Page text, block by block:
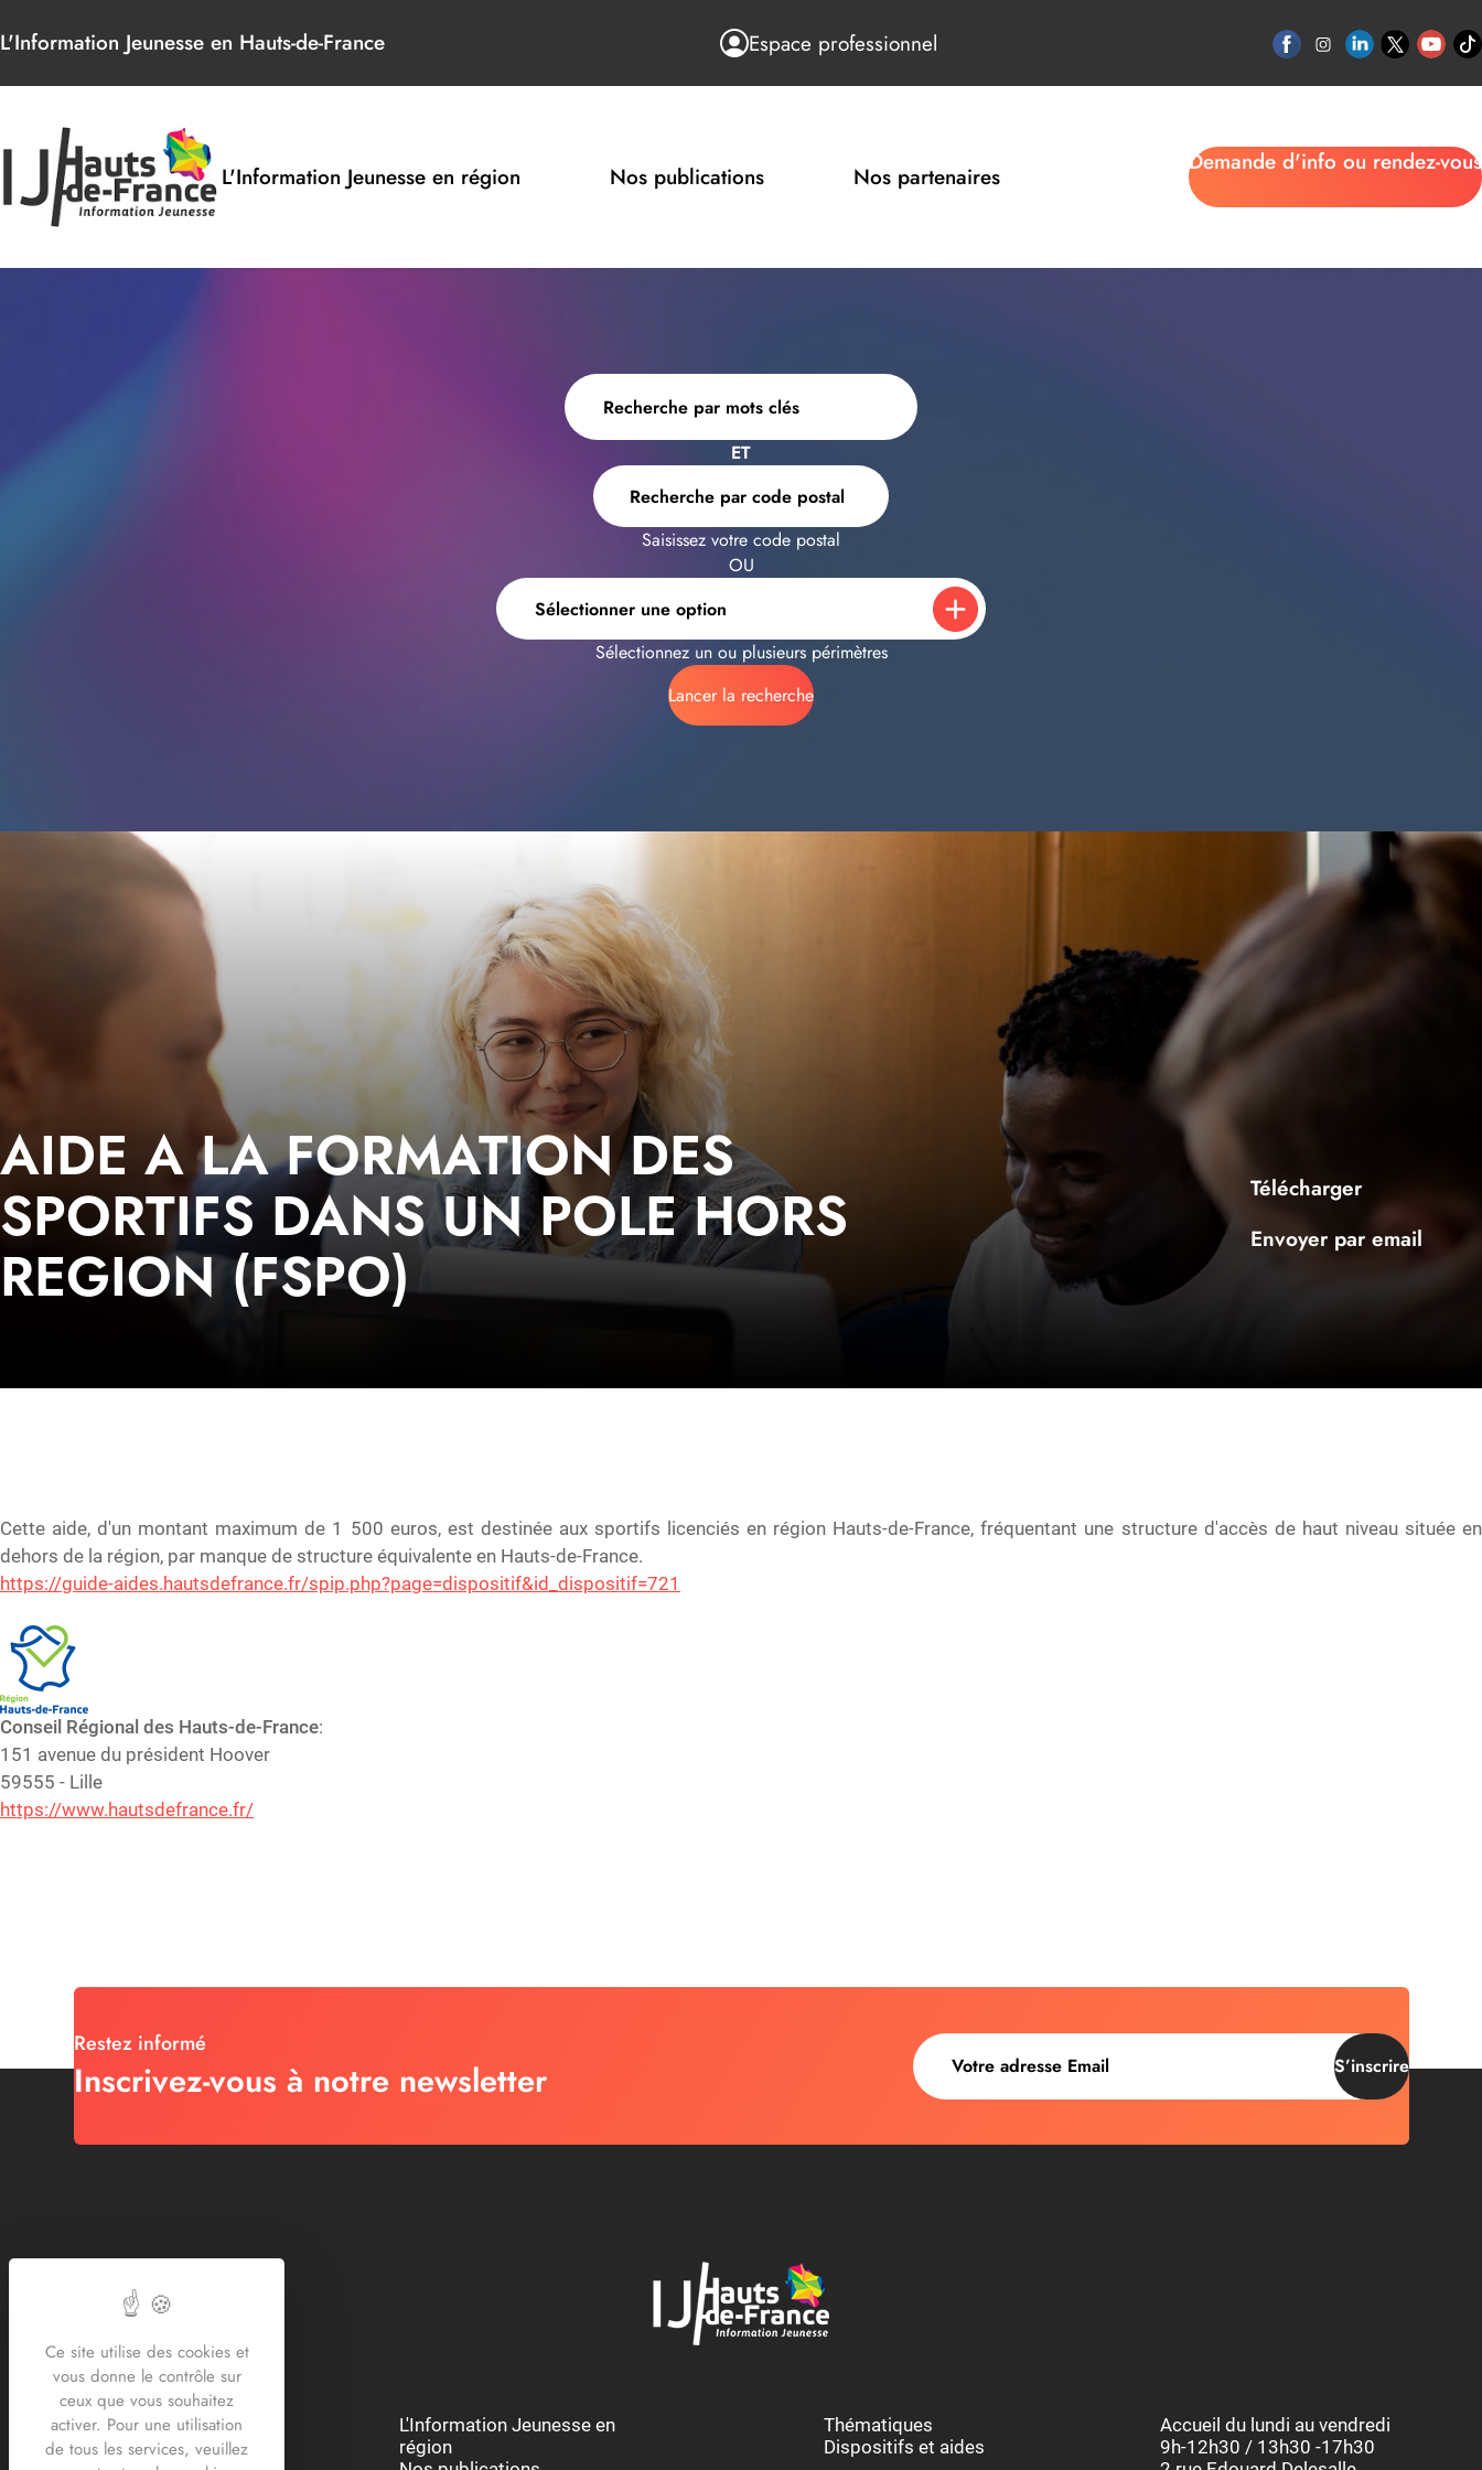
Ce site utilise des cookies et
vous donne le contrôle sur
ceux que vous souhaitez
activer. Pour une utilisation
de tous les services, veuillez
L'Information Jeunesse en Hauts-de-France Espace professionnel
L'Information Jeunesse en région Nos publications Nos partenaires
Demande d'info ou rendez-vous
ET
Recherche par code postal
Saisissez votre code postal
OU
Sélectionner une option
Sélectionnez un ou plusieurs périmètres
Lancer la recherche
AIDE A LA FORMATION DES
SPORTIFS DANS UN POLE HORS
REGION (FSPO)
Télécharger
Envoyer par email
Cette aide, d'un montant maximum de 1 500 euros, est destinée aux sportifs licenciés en région Hauts-de-France, fréquentant une structure d'accès de haut niveau située en
dehors de la région, par manque de structure équivalente en Hauts-de-France.
https://guide-aides.hautsdefrance.fr/spip.php?page=dispositif&id_dispositif=721
Conseil Régional des Hauts-de-France:
151 avenue du président Hoover
59555 - Lille
https://www.hautsdefrance.fr/
Restez informé
Inscrivez-vous à notre newsletter S’inscrire
Restons connectés :
L'Information Jeunesse en
région
Thématiques
Dispositifs et aides
Accueil du lundi au vendredi
9h-12h30 / 13h30 -17h30